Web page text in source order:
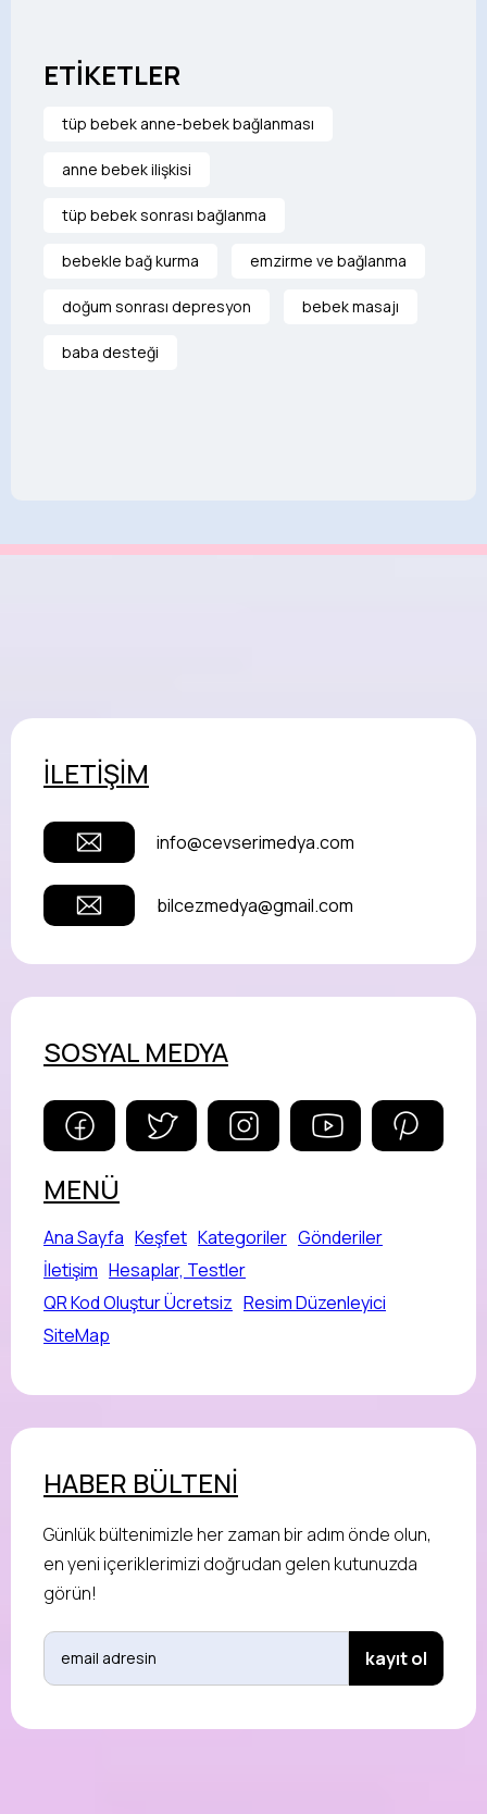
ETİKETLER
tüp bebek anne-bebek bağlanması
anne bebek ilişkisi
tüp bebek sonrası bağlanma
bebekle bağ kurma emzirme ve bağlanma
doğum sonrası depresyon bebek masajı
baba desteği
İLETİŞİM
info@cevserimedya.com
bilcezmedya@gmail.com
SOSYAL MEDYA
MENÜ
Ana Sayfa Keşfet Kategoriler Gönderiler
İletişim Hesaplar, Testler
QR Kod Oluştur Ücretsiz Resim Düzenleyici
SiteMap
HABER BÜLTENİ
Günlük bültenimizle her zaman bir adım önde olun,
en yeni içeriklerimizi doğrudan gelen kutunuzda
görün!